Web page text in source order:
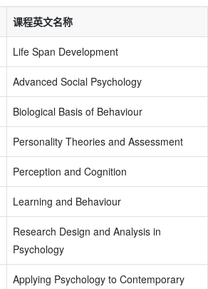
课程英文名称
Life Span Development
Advanced Social Psychology
Biological Basis of Behaviour
Personality Theories and Assessment
Perception and Cognition
Learning and Behaviour
Research Design and Analysis in
Psychology
Applying Psychology to Contemporary